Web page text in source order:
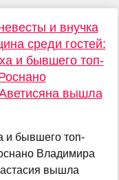
и внучка
среди гостей:
и бывшего топ-
вышла
и бывшего топ-
Владимира
вышла